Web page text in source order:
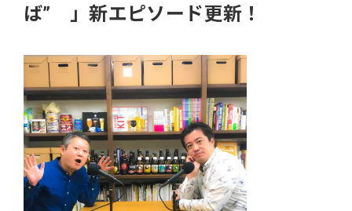
ば” 」新エピソード更新！